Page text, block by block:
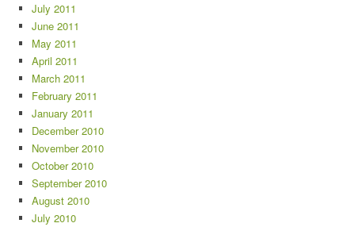
July 2011
June 2011
May 2011
April 2011
March 2011
February 2011
January 2011
December 2010
November 2010
October 2010
September 2010
August 2010
July 2010